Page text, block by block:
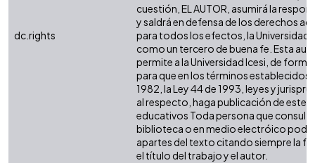
dc.rights
cuestión, EL AUTOR, asumirá la
y saldrá en defensa de los derechos
para todos los efectos, la Universidad
como un tercero de buena fe. Esta
permite a la Universidad Icesi, de
para que en los términos establecidos
1982, la Ley 44 de 1993, leyes y
al respecto, haga publicación de este
educativos Toda persona que consulte
biblioteca o en medio electróico
apartes del texto citando siempre la
el título del trabajo y el autor.